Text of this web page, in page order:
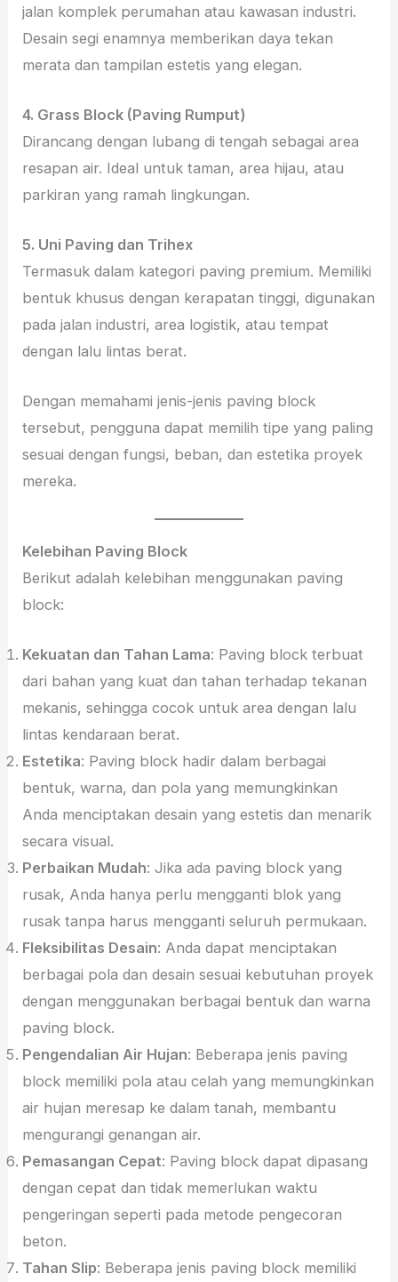
jalan komplek perumahan atau kawasan industri.
Desain segi enamnya memberikan daya tekan
merata dan tampilan estetis yang elegan.
4. Grass Block (Paving Rumput)
Dirancang dengan lubang di tengah sebagai area
resapan air. Ideal untuk taman, area hijau, atau
parkiran yang ramah lingkungan.
5. Uni Paving dan Trihex
Termasuk dalam kategori paving premium. Memiliki
bentuk khusus dengan kerapatan tinggi, digunakan
pada jalan industri, area logistik, atau tempat
dengan lalu lintas berat.
Dengan memahami jenis-jenis paving block
tersebut, pengguna dapat memilih tipe yang paling
sesuai dengan fungsi, beban, dan estetika proyek
mereka.
Kelebihan Paving Block
Berikut adalah kelebihan menggunakan paving
block:
Kekuatan dan Tahan Lama: Paving block terbuat
dari bahan yang kuat dan tahan terhadap tekanan
mekanis, sehingga cocok untuk area dengan lalu
lintas kendaraan berat.
Estetika: Paving block hadir dalam berbagai
bentuk, warna, dan pola yang memungkinkan
Anda menciptakan desain yang estetis dan menarik
secara visual.
Perbaikan Mudah: Jika ada paving block yang
rusak, Anda hanya perlu mengganti blok yang
rusak tanpa harus mengganti seluruh permukaan.
Fleksibilitas Desain: Anda dapat menciptakan
berbagai pola dan desain sesuai kebutuhan proyek
dengan menggunakan berbagai bentuk dan warna
paving block.
Pengendalian Air Hujan: Beberapa jenis paving
block memiliki pola atau celah yang memungkinkan
air hujan meresap ke dalam tanah, membantu
mengurangi genangan air.
Pemasangan Cepat: Paving block dapat dipasang
dengan cepat dan tidak memerlukan waktu
pengeringan seperti pada metode pengecoran
beton.
Tahan Slip: Beberapa jenis paving block memiliki